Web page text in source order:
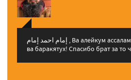
إمام احمد إمام , Ва алейкум ассалам ва рахматуЛлахи
ва баракятух! Спасибо брат за то